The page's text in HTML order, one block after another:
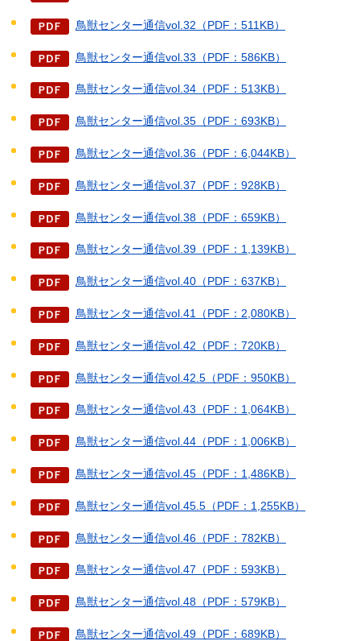
鳥獣センター通信vol.32（PDF：511KB）
鳥獣センター通信vol.33（PDF：586KB）
鳥獣センター通信vol.34（PDF：513KB）
鳥獣センター通信vol.35（PDF：693KB）
鳥獣センター通信vol.36（PDF：6,044KB）
鳥獣センター通信vol.37（PDF：928KB）
鳥獣センター通信vol.38（PDF：659KB）
鳥獣センター通信vol.39（PDF：1,139KB）
鳥獣センター通信vol.40（PDF：637KB）
鳥獣センター通信vol.41（PDF：2,080KB）
鳥獣センター通信vol.42（PDF：720KB）
鳥獣センター通信vol.42.5（PDF：950KB）
鳥獣センター通信vol.43（PDF：1,064KB）
鳥獣センター通信vol.44（PDF：1,006KB）
鳥獣センター通信vol.45（PDF：1,486KB）
鳥獣センター通信vol.45.5（PDF：1,255KB）
鳥獣センター通信vol.46（PDF：782KB）
鳥獣センター通信vol.47（PDF：593KB）
鳥獣センター通信vol.48（PDF：579KB）
鳥獣センター通信vol.49（PDF：689KB）